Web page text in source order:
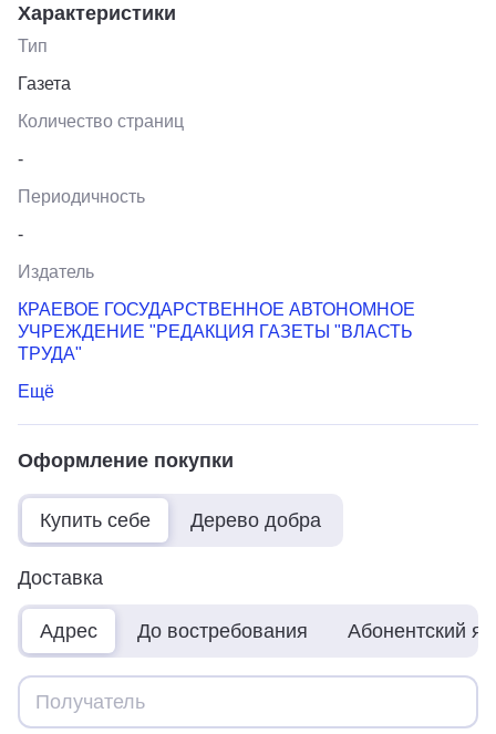
Характеристики
Тип
Газета
Количество страниц
-
Периодичность
-
Издатель
КРАЕВОЕ ГОСУДАРСТВЕННОЕ АВТОНОМНОЕ
УЧРЕЖДЕНИЕ "РЕДАКЦИЯ ГАЗЕТЫ "ВЛАСТЬ
ТРУДА"
Ещё
Оформление покупки
Купить себе Дерево добра
Доставка
Адрес До востребования Абонентский